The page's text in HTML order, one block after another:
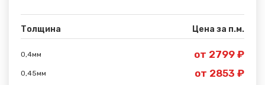
Толщина Цена за п.м.
0,4мм от 2799 ₽
0,45мм от 2853 ₽